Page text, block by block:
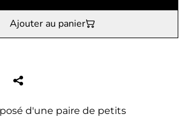
Ajouter au panier
d'une paire de petits